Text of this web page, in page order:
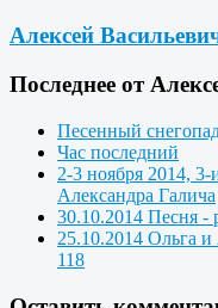
Алексей
Последнее от
Песенный
Час последний
2-3 ноября 2014,
Александра Галича
30.10.2014 Песня -
25.10.2014 Ольга
118